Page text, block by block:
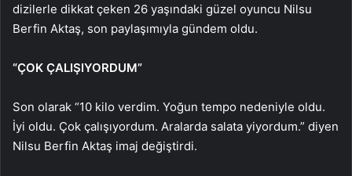
dizilerle dikkat çeken 26 yaşındaki güzel oyuncu Nilsu
Berfin Aktaş, son paylaşımıyla gündem oldu.
“ÇOK ÇALIŞIYORDUM”
Son olarak “10 kilo verdim. Yoğun tempo nedeniyle oldu.
İyi oldu. Çok çalışıyordum. Aralarda salata yiyordum.” diyen
Nilsu Berfin Aktaş imaj değiştirdi.